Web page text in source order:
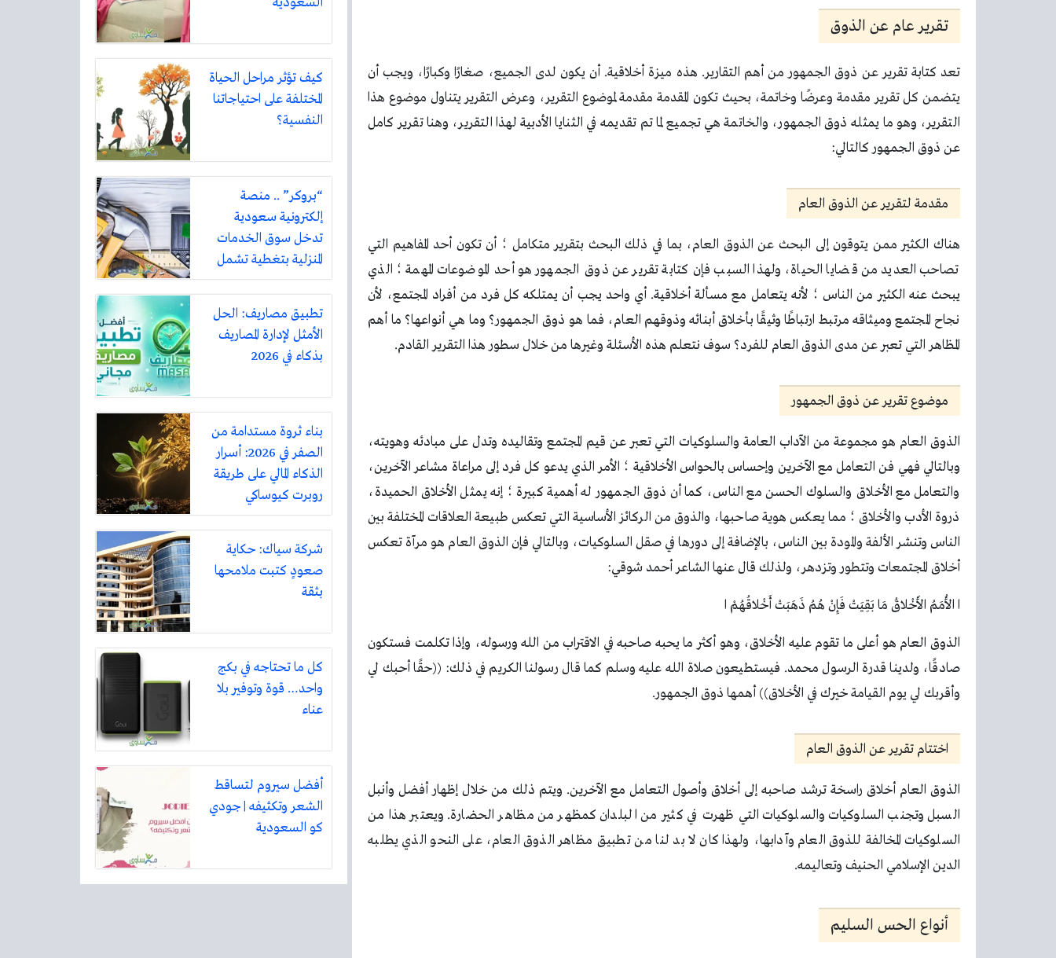
تقرير عام عن الذوق
تعد كتابة تقرير عن ذوق الجمهور من أهم التقارير. هذه ميزة أخلاقية. أن يكون لدى الجميع، صغارًا وكبارًا، ويجب أن
يتضمن كل تقرير مقدمة وعرضًا وخاتمة، بحيث تكون المقدمة مقدمة لموضوع التقرير، وعرض التقرير يتناول موضوع هذا
التقرير، وهو ما يمثله ذوق الجمهور، والخاتمة هي تجميع لما تم تقديمه في الثنايا الأدبية لهذا التقرير، وهنا تقرير كامل
عن ذوق الجمهور كالتالي:
مقدمة لتقرير عن الذوق العام
هناك الكثير ممن يتوقون إلى البحث عن الذوق العام، بما في ذلك البحث بتقرير متكامل ؛ أن تكون أحد المفاهيم التي
تصاحب العديد من قضايا الحياة، ولهذا السبب فإن كتابة تقرير عن ذوق الجمهور هو أحد الموضوعات المهمة ؛ الذي
يبحث عنه الكثير من الناس ؛ لأنه يتعامل مع مسألة أخلاقية. أي واحد يجب أن يمتلكه كل فرد من أفراد المجتمع، لأن
نجاح المجتمع وميثاقه مرتبط ارتباطًا وثيقًا بأخلاق أبنائه وذوقهم العام، فما هو ذوق الجمهور؟ وما هي أنواعها؟ ما أهم
المظاهر التي تعبر عن مدى الذوق العام للفرد؟ سوف نتعلم هذه الأسئلة وغيرها من خلال سطور هذا التقرير القادم.
موضوع تقرير عن ذوق الجمهور
الذوق العام هو مجموعة من الآداب العامة والسلوكيات التي تعبر عن قيم المجتمع وتقاليده وتدل على مبادئه وهويته،
وبالتالي فهي فن التعامل مع الآخرين وإحساس بالحواس الأخلاقية ؛ الأمر الذي يدعو كل فرد إلى مراعاة مشاعر الآخرين،
والتعامل مع الأخلاق والسلوك الحسن مع الناس، كما أن ذوق الجمهور له أهمية كبيرة ؛ إنه يمثل الأخلاق الحميدة،
ذروة الأدب والأخلاق ؛ مما يعكس هوية صاحبها، والذوق من الركائز الأساسية التي تعكس طبيعة العلاقات المختلفة بين
الناس وتنشر الألفة والمودة بين الناس، بالإضافة إلى دورها في صقل السلوكيات، وبالتالي فإن الذوق العام هو مرآة تعكس
أخلاق المجتمعات وتتطور وتزدهر، ولذلك قال عنها الشاعر أحمد شوقي:
ا الأُمَمُ الأَخْلاقُ مَا بَقِيَتْ فَإِنْ هُمُ ذَهَبَتْ أَخْلاقُهُمْ ا
الذوق العام هو أعلى ما تقوم عليه الأخلاق، وهو أكثر ما يحبه صاحبه في الاقتراب من الله ورسوله، وإذا تكلمت فستكون
صادقًا، ولدينا قدرة الرسول محمد. فيستطيعون صلاة الله عليه وسلم كما قال رسولنا الكريم في ذلك: ((حقًا أحبك لي
وأقربك لي يوم القيامة خيرك في الأخلاق)) أهمها ذوق الجمهور.
اختتام تقرير عن الذوق العام
الذوق العام أخلاق راسخة ترشد صاحبه إلى أخلاق وأصول التعامل مع الآخرين. ويتم ذلك من خلال إظهار أفضل وأنبل
السبل وتجنب السلوكيات والسلوكيات التي ظهرت في كثير من البلدان كمظهر من مظاهر الحضارة. ويعتبر هذا من
السلوكيات المخالفة للذوق العام وآدابها، ولهذا كان لا بد لنا من تطبيق مظاهر الذوق العام، على النحو الذي يطلبه
الدين الإسلامي الحنيف وتعاليمه.
أنواع الحس السليم
كيف تؤثر مراحل الحياة
المختلفة على احتياجاتنا
النفسية؟
“بروكر” .. منصة
إلكترونية سعودية
تدخل سوق الخدمات
المنزلية بتغطية تشمل
أكثر من ثلاثين مدينة
تطبيق مصاريف: الحل
الأمثل لإدارة المصاريف
بذكاء في 2026
بناء ثروة مستدامة من
الصفر في 2026: أسرار
الذكاء المالي على طريقة
روبرت كيوساكي
شركة سياك: حكاية
صعودٍ كتبت ملامحها
بثقة
كل ما تحتاجه في بكج
واحد… قوة وتوفير بلا
عناء
أفضل سيروم لتساقط
الشعر وتكثيفه | جودي
كو السعودية